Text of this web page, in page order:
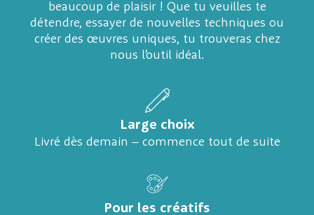
beaucoup de plaisir ! Que tu veuilles te
détendre, essayer de nouvelles techniques ou
créer des œuvres uniques, tu trouveras chez
nous l’outil idéal.
Large choix
Livré dès demain – commence tout de suite
Pour les créatifs